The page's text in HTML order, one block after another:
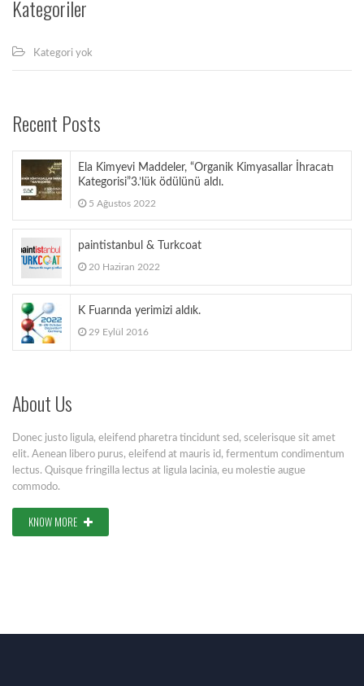
Kategoriler
Kategori yok
Recent Posts
Ela Kimyevi Maddeler, “Organik Kimyasallar İhracatı
Kategorisi”3.’lük ödülünü aldı.
5 Ağustos 2022
paintistanbul & Turkcoat
20 Haziran 2022
K Fuarında yerimizi aldık.
29 Eylül 2016
About Us
Donec justo ligula, eleifend pharetra tincidunt sed, scelerisque sit amet
elit. Aenean libero purus, eleifend at mauris id, fermentum condimentum
lectus. Quisque fringilla lectus at ligula lacinia, eu molestie augue
commodo.
KNOW MORE